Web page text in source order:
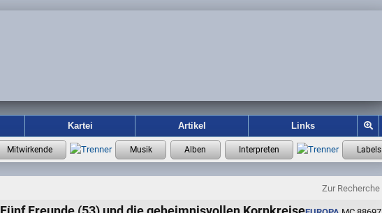
Kartei Artikel Links
Zur Recherche